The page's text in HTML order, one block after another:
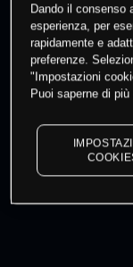
I prezzi sono
dati di
Dando il consenso
esperienza, per
rapidamente e
preferenze.
"Impostazioni
Puoi saperne di